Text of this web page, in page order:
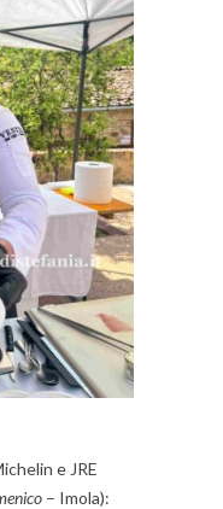
e JRE
– Imola):